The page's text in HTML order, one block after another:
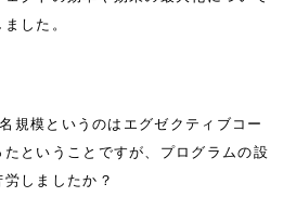
TOP
した。
規模というのはエグゼクティブコー
ということですが、プログラムの設
しましたか？